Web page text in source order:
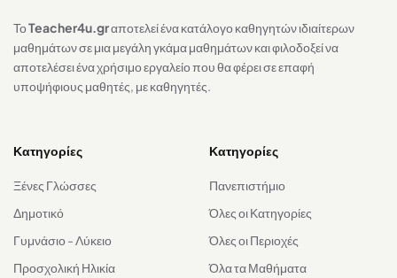
ΤοTeacher4u.grαποτελεί ένα κατάλογο καθηγητών ιδιαίτερων
μαθημάτων σε μια μεγάλη γκάμα μαθημάτων και φιλοδοξεί να
αποτελέσει ένα χρήσιμο εργαλείο που θα φέρει σε επαφή
υποψήφιους μαθητές, με καθηγητές.
Κατηγορίες
Ξένες Γλώσσες
Δημοτικό
Γυμνάσιο - Λύκειο
Προσχολική Ηλικία
Κατηγορίες
Πανεπιστήμιο
Όλες οι Κατηγορίες
Όλες οι Περιοχές
Όλα τα Μαθήματα